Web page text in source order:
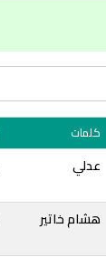
كلمات
عدلي
هشام خاتير